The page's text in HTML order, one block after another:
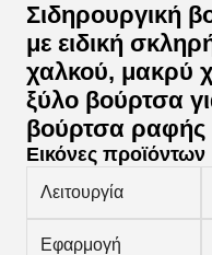
Σιδηρουργική
με ειδική
χαλκού, μακρύ
ξύλο βούρτσα
βούρτσα
Εικόνες προϊόντων
Λειτουργία
Εφαρμογή